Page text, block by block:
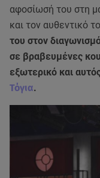
αφοσίωσή του στη
και τον αυθεντικό
του στον
σε βραβευμένες
εξωτερικό και
Τόγια.